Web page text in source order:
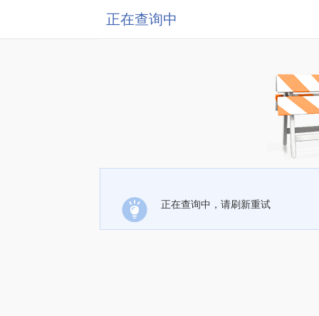
正在查询中
正在查询中，请刷新重试